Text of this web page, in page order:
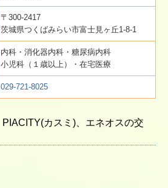
〒300-2417
茨城県つくばみらい市富士見ヶ丘1-8-1
内科・消化器内科・糖尿病内科
小児科（１歳以上）
・在宅医療
029-721-8025
カスミ)、エネオスの交